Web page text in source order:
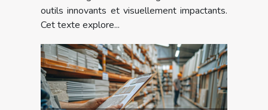
outils innovants et visuellement impactants.
Cet texte explore...